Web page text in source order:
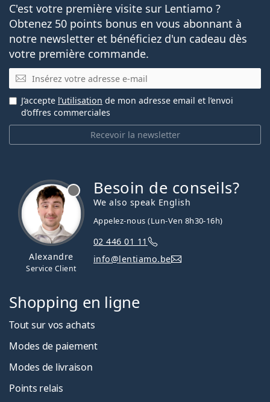
C'est votre première visite sur Lentiamo ?
Obtenez 50 points bonus en vous abonnant à
notre newsletter et bénéficiez d'un cadeau dès
votre première commande.
E-mail
Recevoir la newsletter
J’accepte l’utilisation de mon adresse email et l’envoi
d’offres commerciales
Alexandre
Service Client
Besoin de conseils?
We also speak English
Appelez-nous (Lun-Ven 8h30-16h)
02 446 01 11
info@lentiamo.be
Shopping en ligne
Tout sur vos achats
Modes de paiement
Modes de livraison
Points relais